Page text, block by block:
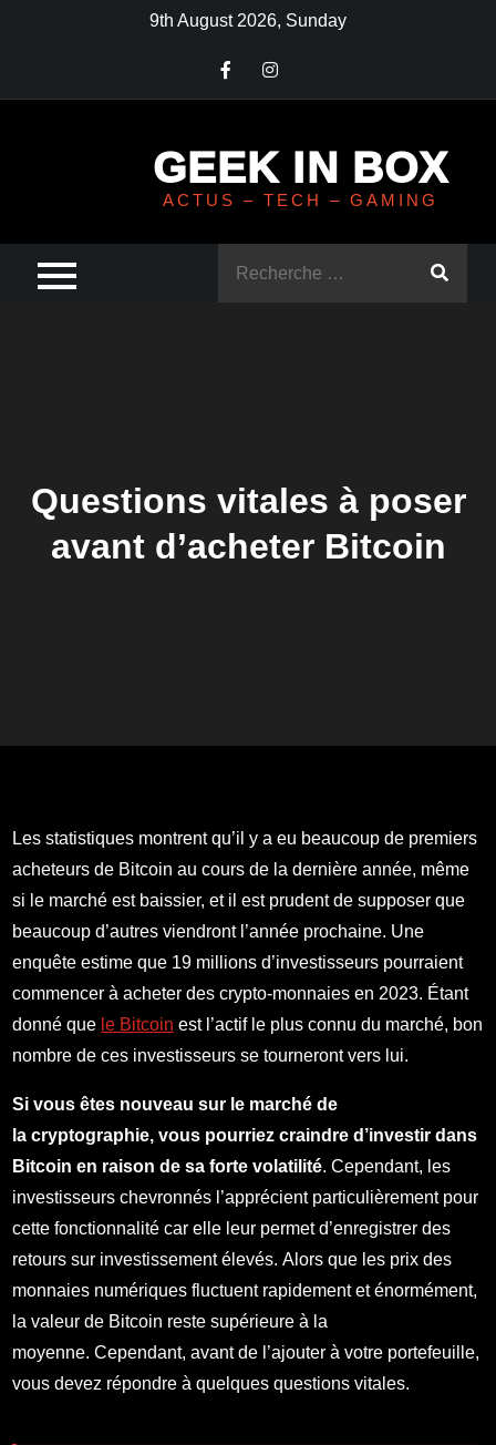
9th August 2026, Sunday
GEEK IN BOX
ACTUS – TECH – GAMING
Questions vitales à poser
avant d’acheter Bitcoin
Les statistiques montrent qu’il y a eu beaucoup de premiers
acheteurs de Bitcoin au cours de la dernière année, même
si le marché est baissier, et il est prudent de supposer que
beaucoup d’autres viendront l’année prochaine. Une
enquête estime que 19 millions d’investisseurs pourraient
commencer à acheter des crypto-monnaies en 2023. Étant
donné que le Bitcoin est l’actif le plus connu du marché, bon
nombre de ces investisseurs se tourneront vers lui.
Si vous êtes nouveau sur le marché de
la cryptographie, vous pourriez craindre d’investir dans
Bitcoin en raison de sa forte volatilité. Cependant, les
investisseurs chevronnés l’apprécient particulièrement pour
cette fonctionnalité car elle leur permet d’enregistrer des
retours sur investissement élevés. Alors que les prix des
monnaies numériques fluctuent rapidement et énormément,
la valeur de Bitcoin reste supérieure à la
moyenne. Cependant, avant de l’ajouter à votre portefeuille,
vous devez répondre à quelques questions vitales.